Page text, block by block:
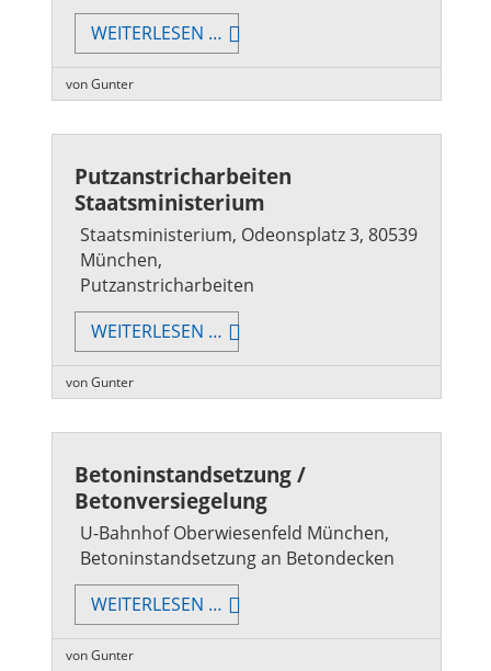
WEITERLESEN … FASSADENANSTRICHE
WOHNHAUS
von Gunter
Putzanstricharbeiten
Staatsministerium
Staatsministerium, Odeonsplatz 3, 80539
München,
Putzanstricharbeiten
WEITERLESEN … PUTZANSTRICHARBEITEN
STAATSMINISTERIUM
von Gunter
Betoninstandsetzung /
Betonversiegelung
U-Bahnhof Oberwiesenfeld München,
Betoninstandsetzung an Betondecken
WEITERLESEN … BETONINSTANDSETZUNG
/
von Gunter